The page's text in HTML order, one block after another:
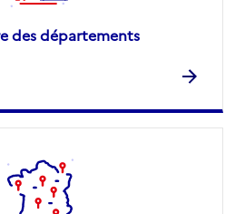
des départements